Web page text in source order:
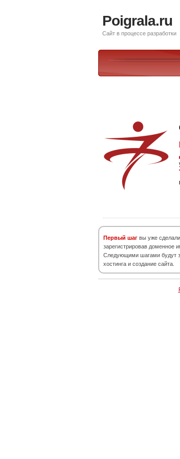
Poigrala.ru
Сайт в процессе разработки
Первый шаг вы уже сделали,
зарегистрировав доменное
Следующими шагами будут
хостинга и создание сайта.